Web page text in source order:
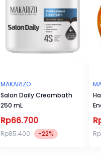
MAKARIZO
Salon Daily Creambath
250 mL
Rp66.700
Rp85.400 -22%